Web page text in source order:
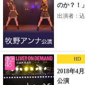
のか？！
出演者：
HD
2018年4
公演